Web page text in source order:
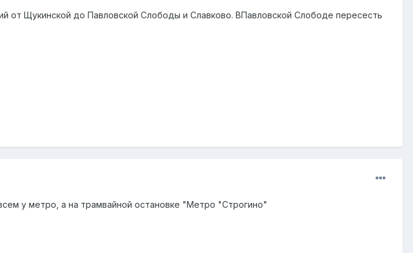
от Щукинской до Павловской Слободы и Славково. ВПавловской Слободе пересесть
у метро, а на трамвайной остановке "Метро "Строгино"